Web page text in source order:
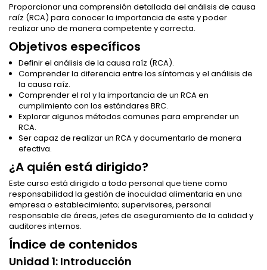
Proporcionar una comprensión detallada del análisis de causa
raíz (RCA) para conocer la importancia de este y poder
realizar uno de manera competente y correcta.
Objetivos específicos
Definir el análisis de la causa raíz (RCA).
Comprender la diferencia entre los síntomas y el análisis de
la causa raíz.
Comprender el rol y la importancia de un RCA en
cumplimiento con los estándares BRC.
Explorar algunos métodos comunes para emprender un
RCA.
Ser capaz de realizar un RCA y documentarlo de manera
efectiva.
¿A quién está dirigido?
Este curso está dirigido a todo personal que tiene como
responsabilidad la gestión de inocuidad alimentaria en una
empresa o establecimiento; supervisores, personal
responsable de áreas, jefes de aseguramiento de la calidad y
auditores internos.
Índice de contenidos
Unidad 1: Introducción